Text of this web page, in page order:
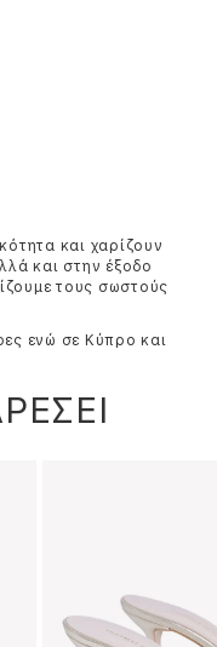
και χαρίζουν
και στην έξοδο
τους σωστούς
ενώ σε Κύπρο και